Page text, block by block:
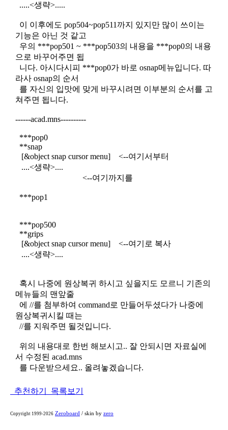
.....<생략>.....
이 이후에도 pop504~pop511까지 있지만 많이 쓰이는
기능은 아닌 것 같고
우의 ***pop501 ~ ***pop503의 내용을 ***pop0의 내용
으로 바꾸어주면 됩
니다. 아시다시피 ***pop0가 바로 osnap메뉴입니다. 따
라사 osnap의 순서
를 자신의 입맛에 맞게 바꾸시려면 이부분의 순서를 고
쳐주면 됩니다.
------acad.mns----------
***pop0
**snap
[&object snap cursor menu] <--여기서부터
....<생략>....
<--여기까지를
***pop1
***pop500
**grips
[&object snap cursor menu] <--여기로 복사
....<생략>....
혹시 나중에 원상복귀 하시고 싶을지도 모르니 기존의
메뉴들의 맨앞줄
에 //를 첨부하여 command로 만들어두셨다가 나중에
원상복귀시킬 때는
//를 지워주면 될것입니다.
위의 내용대로 한번 해보시고.. 잘 안되시면 자료실에
서 수정된 acad.mns
를 다운받으세요.. 올려놓겠습니다.
추천하기 목록보기
Copyright 1999-2026 Zeroboard / skin by zero